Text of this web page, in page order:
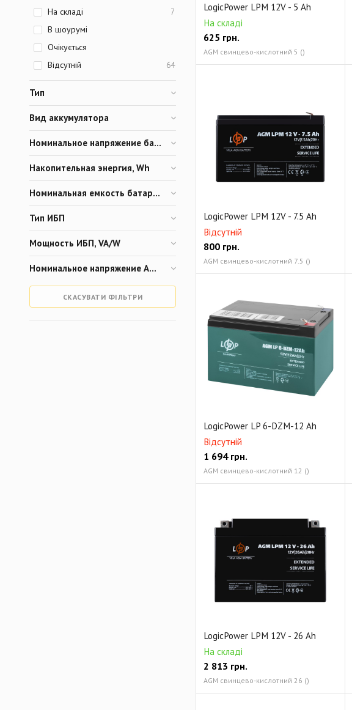
LogicPower LPM 12V - 5 Ah
На складі
625 грн.
AGM свинцево-кислотний 5 ()
LogicPower LPM 12V - 7.5 Ah
Відсутній
800 грн.
AGM свинцево-кислотний 7.5 ()
LogicPower LP 6-DZM-12 Ah
Відсутній
1 694грн.
AGM свинцево-кислотний 12 ()
LogicPower LPM 12V - 26 Ah
На складі
2 813 грн.
AGM свинцево-кислотний 26 ()
На складі 7
В шоурумі
Очікується
Відсутній
64
Тип
Вид аккумулятора
Номинальное напряжение батареи, V
Накопительная энергия, Wh
Номинальная емкость батареи, Ah
Тип ИБП
Мощность ИБП, VA/W
Номинальное напряжение АКБ, V
СКАСУВАТИ ФІЛЬТРИ